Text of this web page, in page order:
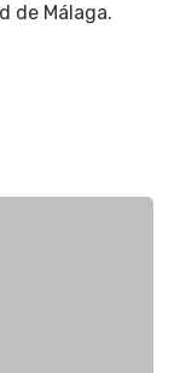
de Málaga.